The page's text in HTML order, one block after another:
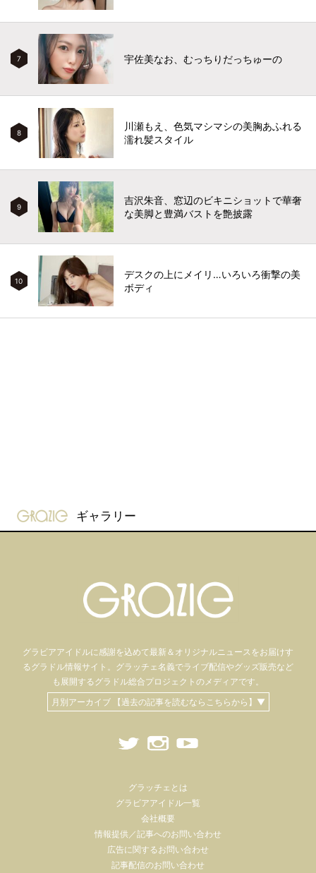
7 宇佐美なお、むっちりだっちゅーの
8
川瀬もえ、色気マシマシの美胸あふれる
濡れ髪スタイル
9
吉沢朱音、窓辺のビキニショットで華奢
な美脚と豊満バストを艶披露
10
デスクの上にメイリ…いろいろ衝撃の美
ボディ
gravure-grazie
ギャラリー
グラビアアイドルに感謝を込めて最新＆オリジナルニュースをお届けす
るグラドル情報サイト。 グラッチェ名義でライブ配信やグッズ販売など
も 展開するグラドル総合プロジェクトのメディアです。
月別アーカイブ 【過去の記事を読むならこちらから】▼
グラッチェとは
グラビアアイドル一覧
会社概要
情報提供／記事へのお問い合わせ
広告に関するお問い合わせ
記事配信のお問い合わせ